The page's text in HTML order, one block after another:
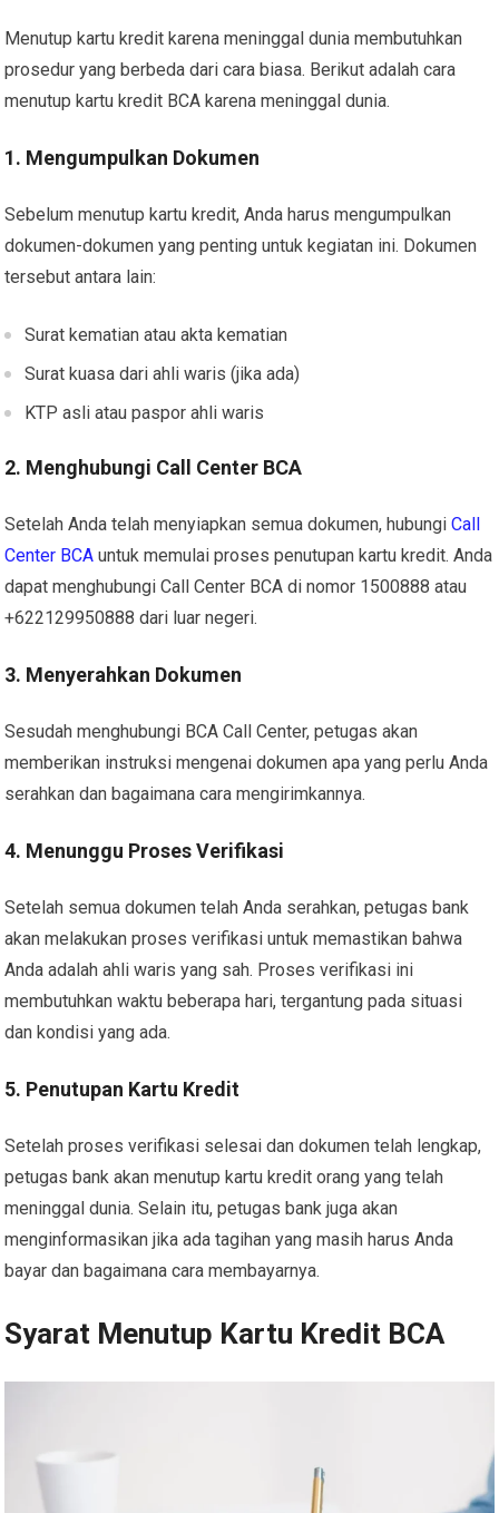
Menutup kartu kredit karena meninggal dunia membutuhkan
prosedur yang berbeda dari cara biasa. Berikut adalah cara
menutup kartu kredit BCA karena meninggal dunia.
1. Mengumpulkan Dokumen
Sebelum menutup kartu kredit, Anda harus mengumpulkan
dokumen-dokumen yang penting untuk kegiatan ini. Dokumen
tersebut antara lain:
Surat kematian atau akta kematian
Surat kuasa dari ahli waris (jika ada)
KTP asli atau paspor ahli waris
2. Menghubungi Call Center BCA
Setelah Anda telah menyiapkan semua dokumen, hubungiCall
Center BCA untuk memulai proses penutupan kartu kredit. Anda
dapat menghubungi Call Center BCA di nomor 1500888 atau
+622129950888 dari luar negeri.
3. Menyerahkan Dokumen
Sesudah menghubungi BCA Call Center, petugas akan
memberikan instruksi mengenai dokumen apa yang perlu Anda
serahkan dan bagaimana cara mengirimkannya.
4. Menunggu Proses Verifikasi
Setelah semua dokumen telah Anda serahkan, petugas bank
akan melakukan proses verifikasi untuk memastikan bahwa
Anda adalah ahli waris yang sah. Proses verifikasi ini
membutuhkan waktu beberapa hari, tergantung pada situasi
dan kondisi yang ada.
5. Penutupan Kartu Kredit
Setelah proses verifikasi selesai dan dokumen telah lengkap,
petugas bank akan menutup kartu kredit orang yang telah
meninggal dunia. Selain itu, petugas bank juga akan
menginformasikan jika ada tagihan yang masih harus Anda
bayar dan bagaimana cara membayarnya.
Syarat Menutup Kartu Kredit BCA